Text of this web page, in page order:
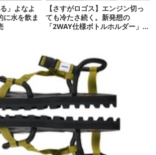
」よなよ
に水を飲ま
【さすがロゴス】エンジン切っ
ても冷たさ続く。新発想の
「2WAY仕様ボトルホルダー」が